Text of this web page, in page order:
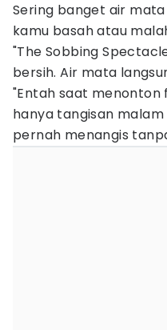
Sering banget air
kamu basah atau
"The Sobbing
bersih. Air mata
"Entah saat menonton
hanya tangisan
pernah menangis